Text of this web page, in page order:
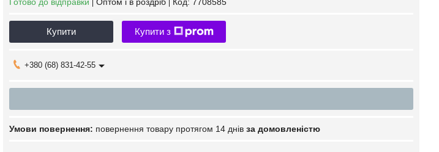
Купити Купити з
+380 (68) 831-42-55
повернення товару протягом 14 днів за домовленістю